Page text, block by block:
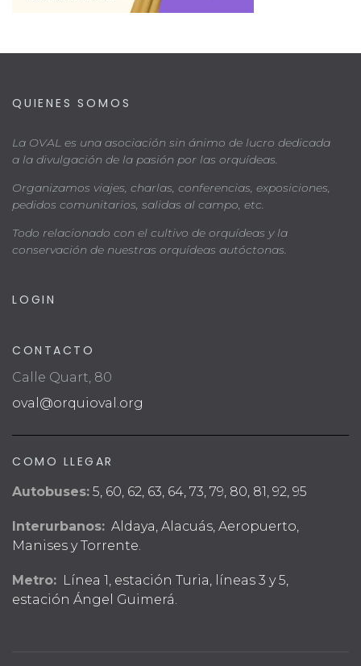
QUIENES SOMOS
La OVAL es una asociación sin ánimo de lucro dedicada
a la divulgación de la pasión por las orquídeas.
Organizamos viajes, charlas, conferencias, exposiciones,
pedidos comunitarios, salidas al campo, etc.
Todo relacionado con el cultivo de orquídeas y la
conservación de nuestras orquídeas autóctonas.
LOGIN
CONTACTO
Calle Quart, 80
oval@orquioval.org
COMO LLEGAR
Autobuses: 5, 60, 62, 63, 64, 73, 79, 80, 81, 92, 95
Interurbanos: Aldaya, Alacuás, Aeropuerto,
Manises y Torrente.
Metro: Línea 1, estación Turia, líneas 3 y 5,
estación Ángel Guimerá.